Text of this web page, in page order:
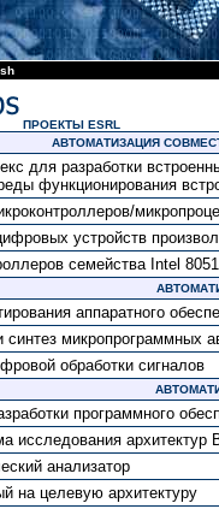
ПРОЕКТЫ ESRL
АВТОМАТИЗАЦИЯ
для разработки
функционирования
устройств
семейства Intel 8051
аппаратного
микропрограммных
обработки сигналов
программного
исследования
анализатор
на целевую архитектуру